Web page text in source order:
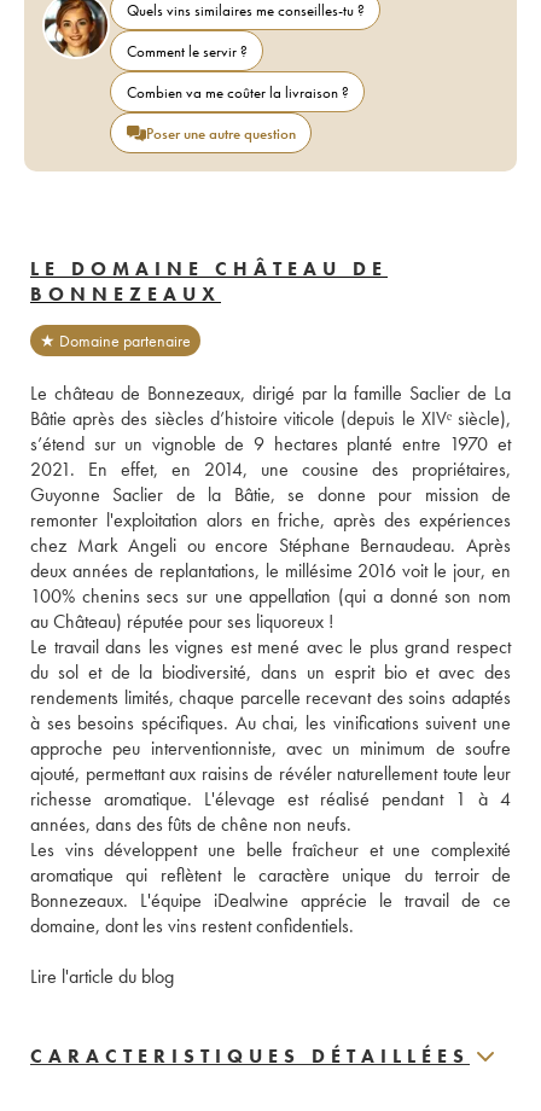
Quels vins similaires me conseilles-tu ?
Comment le servir ?
Combien va me coûter la livraison ?
Poser une autre question
LE DOMAINE CHÂTEAU DE
BONNEZEAUX
★ Domaine partenaire
Le château de Bonnezeaux, dirigé par la famille Saclier de La
Bâtie après des siècles d’histoire viticole (depuis le XIVᵉ siècle),
s’étend sur un vignoble de 9 hectares planté entre 1970 et
2021. En effet, en 2014, une cousine des propriétaires,
Guyonne Saclier de la Bâtie, se donne pour mission de
remonter l'exploitation alors en friche, après des expériences
chez Mark Angeli ou encore Stéphane Bernaudeau. Après
deux années de replantations, le millésime 2016 voit le jour, en
100% chenins secs sur une appellation (qui a donné son nom
au Château) réputée pour ses liquoreux !
Le travail dans les vignes est mené avec le plus grand respect
du sol et de la biodiversité, dans un esprit bio et avec des
rendements limités, chaque parcelle recevant des soins adaptés
à ses besoins spécifiques. Au chai, les vinifications suivent une
approche peu interventionniste, avec un minimum de soufre
ajouté, permettant aux raisins de révéler naturellement toute leur
richesse aromatique. L'élevage est réalisé pendant 1 à 4
années, dans des fûts de chêne non neufs.
Les vins développent une belle fraîcheur et une complexité
aromatique qui reflètent le caractère unique du terroir de
Bonnezeaux. L'équipe iDealwine apprécie le travail de ce
domaine, dont les vins restent confidentiels.
Lire l'article du blog
CARACTERISTIQUES DÉTAILLÉES